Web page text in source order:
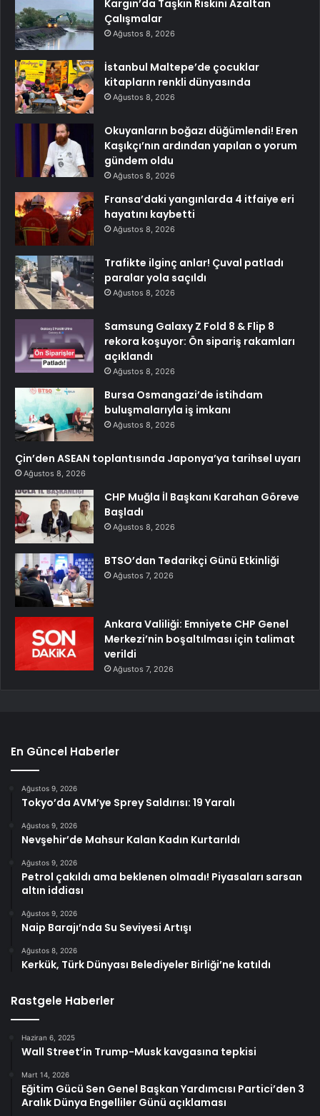
Kargın’da Taşkın Riskini Azaltan
Çalışmalar
Ağustos 8, 2026
İstanbul Maltepe’de çocuklar
kitapların renkli dünyasında
Ağustos 8, 2026
Okuyanların boğazı düğümlendi! Eren
Kaşıkçı’nın ardından yapılan o yorum
gündem oldu
Ağustos 8, 2026
Fransa’daki yangınlarda 4 itfaiye eri
hayatını kaybetti
Ağustos 8, 2026
Trafikte ilginç anlar! Çuval patladı
paralar yola saçıldı
Ağustos 8, 2026
Samsung Galaxy Z Fold 8 & Flip 8
rekora koşuyor: Ön sipariş rakamları
açıklandı
Ağustos 8, 2026
Bursa Osmangazi’de istihdam
buluşmalarıyla iş imkanı
Ağustos 8, 2026
Çin’den ASEAN toplantısında Japonya’ya tarihsel uyarı
Ağustos 8, 2026
CHP Muğla İl Başkanı Karahan Göreve
Başladı
Ağustos 8, 2026
BTSO’dan Tedarikçi Günü Etkinliği
Ağustos 7, 2026
Ankara Valiliği: Emniyete CHP Genel
Merkezi’nin boşaltılması için talimat
verildi
Ağustos 7, 2026
En Güncel Haberler
Ağustos 9, 2026
Tokyo’da AVM’ye Sprey Saldırısı: 19 Yaralı
Ağustos 9, 2026
Nevşehir’de Mahsur Kalan Kadın Kurtarıldı
Ağustos 9, 2026
Petrol çakıldı ama beklenen olmadı! Piyasaları sarsan
altın iddiası
Ağustos 9, 2026
Naip Barajı’nda Su Seviyesi Artışı
Ağustos 8, 2026
Kerkük, Türk Dünyası Belediyeler Birliği’ne katıldı
Rastgele Haberler
Haziran 6, 2025
Wall Street’in Trump-Musk kavgasına tepkisi
Mart 14, 2026
Eğitim Gücü Sen Genel Başkan Yardımcısı Partici’den 3
Aralık Dünya Engelliler Günü açıklaması